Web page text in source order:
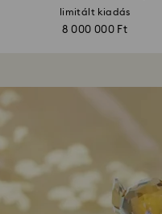
limitált kiadás
8 000 000 Ft